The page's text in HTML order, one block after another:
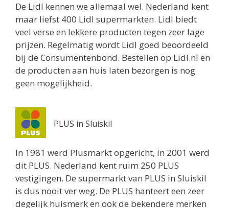
De Lidl kennen we allemaal wel. Nederland kent
maar liefst 400 Lidl supermarkten. Lidl biedt
veel verse en lekkere producten tegen zeer lage
prijzen. Regelmatig wordt Lidl goed beoordeeld
bij de Consumentenbond. Bestellen op Lidl.nl en
de producten aan huis laten bezorgen is nog
geen mogelijkheid.
PLUS in Sluiskil
In 1981 werd Plusmarkt opgericht, in 2001 werd
dit PLUS. Nederland kent ruim 250 PLUS
vestigingen. De supermarkt van PLUS in Sluiskil
is dus nooit ver weg. De PLUS hanteert een zeer
degelijk huismerk en ook de bekendere merken